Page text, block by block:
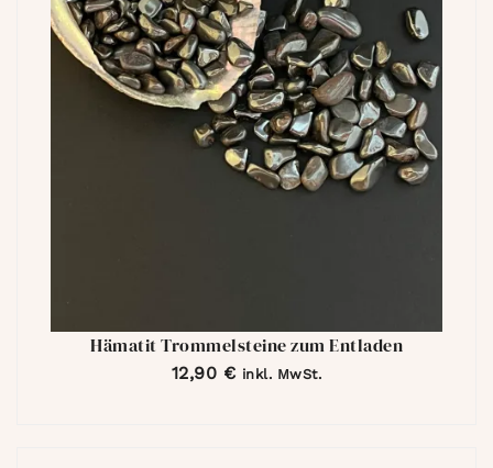
Hämatit Trommelsteine zum Entladen
12,90 € inkl. MwSt.